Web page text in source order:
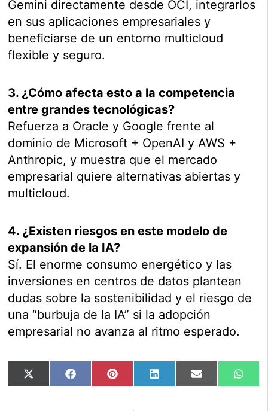
Gemini directamente desde OCI, integrarlos
en sus aplicaciones empresariales y
beneficiarse de un entorno multicloud
flexible y seguro.
3. ¿Cómo afecta esto a la competencia
entre grandes tecnológicas?
Refuerza a Oracle y Google frente al
dominio de Microsoft + OpenAI y AWS +
Anthropic, y muestra que el mercado
empresarial quiere alternativas abiertas y
multicloud.
4. ¿Existen riesgos en este modelo de
expansión de la IA?
Sí. El enorme consumo energético y las
inversiones en centros de datos plantean
dudas sobre la sostenibilidad y el riesgo de
una “burbuja de la IA” si la adopción
empresarial no avanza al ritmo esperado.
Compartir
en
X
Compartir
en
FacebookCompartir
en
PinterestCompartir
en
LinkedInCompartir
en
Email
en